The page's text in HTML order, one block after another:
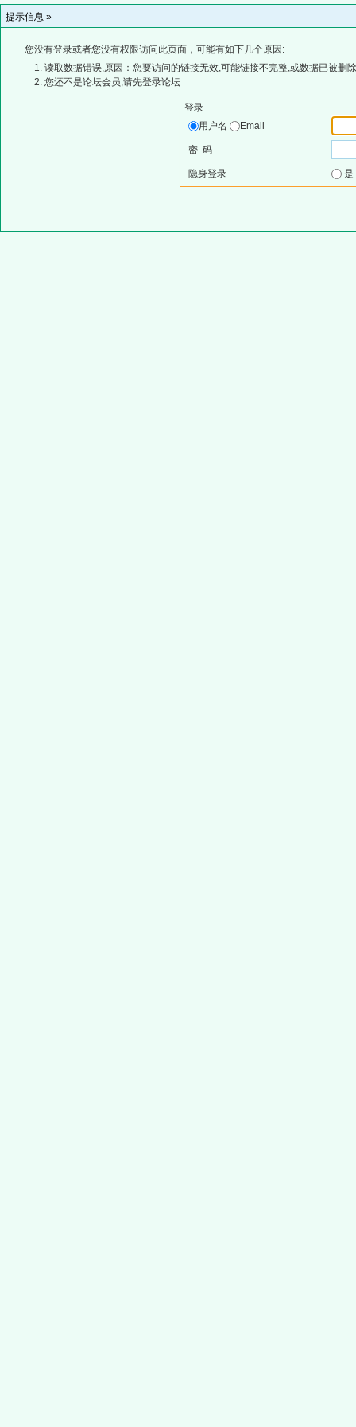
提示信息 »
您没有登录或者您没有权限访问此页面，可能有如下几个原因:
读取数据错误,原因：您要访问的链接无效,可能链接不完整,或数据已被删
您还不是论坛会员,请先登录论坛
登录
用户名
Email
密 码
隐身登录